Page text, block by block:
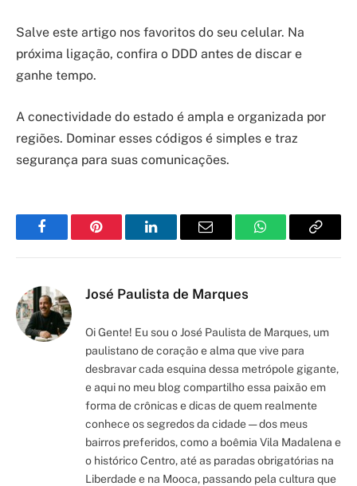
Salve este artigo nos favoritos do seu celular. Na
próxima ligação, confira o DDD antes de discar e
ganhe tempo.
A conectividade do estado é ampla e organizada por
regiões. Dominar esses códigos é simples e traz
segurança para suas comunicações.
FacebookPinterest LinkedInEmail WhatsAppCopy
José Paulista de Marques
Oi Gente! Eu sou o José Paulista de Marques, um
paulistano de coração e alma que vive para
desbravar cada esquina dessa metrópole gigante,
e aqui no meu blog compartilho essa paixão em
forma de crônicas e dicas de quem realmente
conhece os segredos da cidade — dos meus
bairros preferidos, como a boêmia Vila Madalena e
o histórico Centro, até as paradas obrigatórias na
Liberdade e na Mooca, passando pela cultura que